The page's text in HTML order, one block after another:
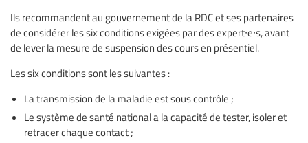
Ils recommandent au gouvernement de la RDC et ses partenaires
de considérer les six conditions exigées par des expert∙e∙s, avant
de lever la mesure de suspension des cours en présentiel.
Les six conditions sont les suivantes :
La transmission de la maladie est sous contrôle ;
Le système de santé national a la capacité de tester, isoler et
retracer chaque contact ;